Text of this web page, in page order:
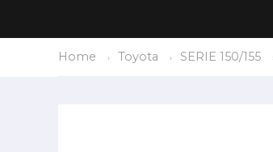
Home Toyota SERIE 150/155